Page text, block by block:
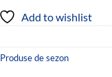
Add to wishlist
Produse de sezon